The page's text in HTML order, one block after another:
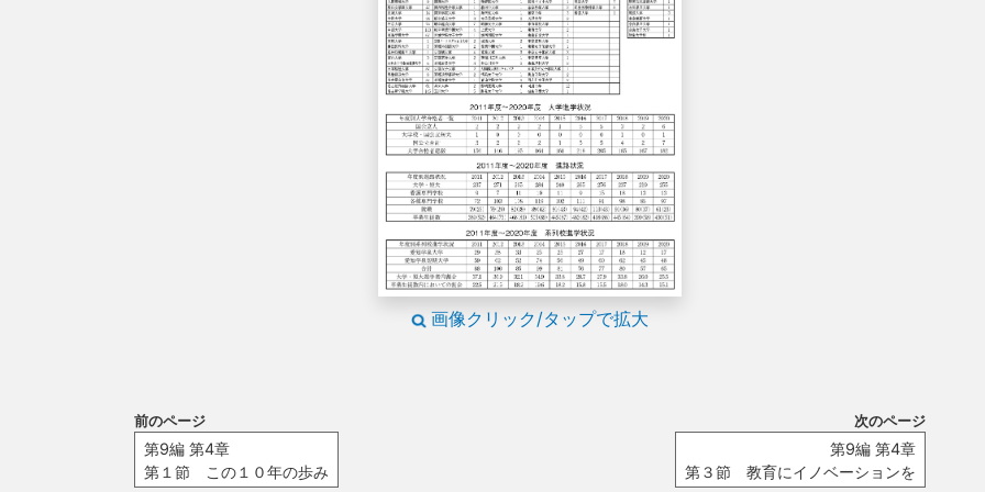
画像クリック/タップで拡大
前のページ
第9編 第4章
第１節 この１０年の歩み
次のページ
第9編 第4章
第３節 教育にイノベーションを